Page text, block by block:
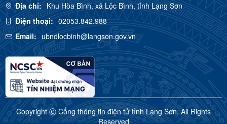
Địa chỉ: Khu Hòa Bình, xã Lộc Bình, tỉnh Lạng Sơn
Điện thoại: 02053.842.988
Email: ubndlocbinh@langson.gov.vn
Copyright Ⓒ Cổng thông tin điện tử tỉnh Lạng Sơn. All Rights
Reserved